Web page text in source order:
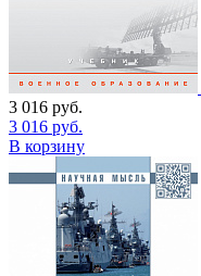
3 016 руб.
3 016 руб.
В корзину